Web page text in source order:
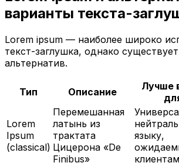
варианты текста-
Lorem ipsum — наиболее широко
текст-заглушка, однако
альтернатив.
Тип Описание
Лучше
Lorem
Ipsum
(classical)
Перемешанная
латынь из
трактата
Цицерона «De
Finibus»
языку,